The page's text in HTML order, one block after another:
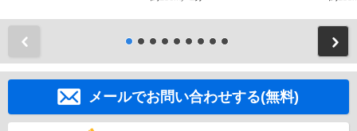
メールでお問い合わせする(無料)